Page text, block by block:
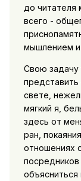
до читателя
всего -
мышлением
Свою задачу
свете,
мягкий я,
здесь от
ран,
отношениях